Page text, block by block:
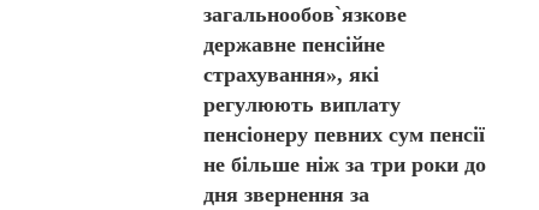
загальнообов`язкове
державне пенсійне
страхування», які
регулюють виплату
пенсіонеру певних сум пенсії
не більше ніж за три роки до
дня звернення за